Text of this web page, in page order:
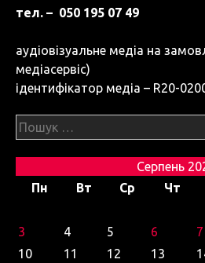
тел. – 050 195 07 49
аудіовізуальне медіа на
медіасервіс)
ідентифікатор медіа – R20-
Пошук:
Серпень
Пн
Вт Ср Чт
3
4 5 6 7
10
11 12 13